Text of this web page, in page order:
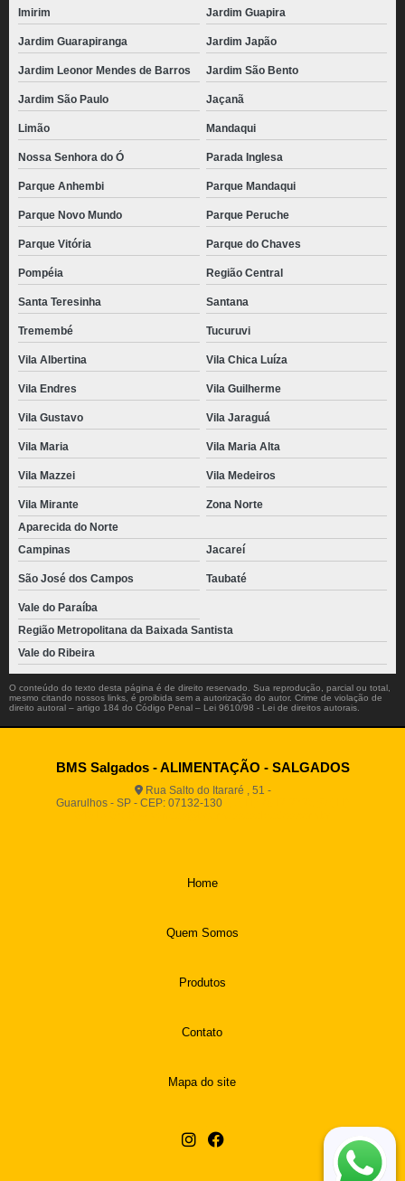
Imirim Jardim Guapira
Jardim Guarapiranga Jardim Japão
Jardim Leonor Mendes de Barros Jardim São Bento
Jardim São Paulo Jaçanã
Limão Mandaqui
Nossa Senhora do Ó Parada Inglesa
Parque Anhembi Parque Mandaqui
Parque Novo Mundo Parque Peruche
Parque Vitória Parque do Chaves
Pompéia Região Central
Santa Teresinha Santana
Tremembé Tucuruvi
Vila Albertina Vila Chica Luíza
Vila Endres Vila Guilherme
Vila Gustavo Vila Jaraguá
Vila Maria Vila Maria Alta
Vila Mazzei Vila Medeiros
Vila Mirante
Zona Norte
Aparecida do Norte
Campinas
Jacareí
São José dos Campos Taubaté
Vale do Paraíba
Região Metropolitana da Baixada Santista
Vale do Ribeira
O conteúdo do texto desta página é de direito reservado. Sua reprodução, parcial ou total,
mesmo citando nossos links, é proibida sem a autorização do autor. Crime de violação de
direito autoral – artigo 184 do Código Penal – Lei 9610/98 - Lei de direitos autorais
BMS Salgados - ALIMENTAÇÃO - SALGADOS
Rua Salto do Itararé , 51 -
Guarulhos - SP - CEP: 07132-130
Home
Quem Somos
Produtos
Contato
Mapa do site